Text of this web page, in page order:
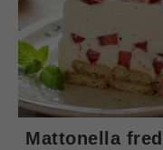
Mattonella